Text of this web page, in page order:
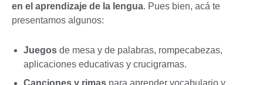
en el aprendizaje de la lengua. Pues bien, acá te
presentamos algunos:
Juegos de mesa y de palabras, rompecabezas,
aplicaciones educativas y crucigramas.
Canciones y rimas para aprender vocabulario y